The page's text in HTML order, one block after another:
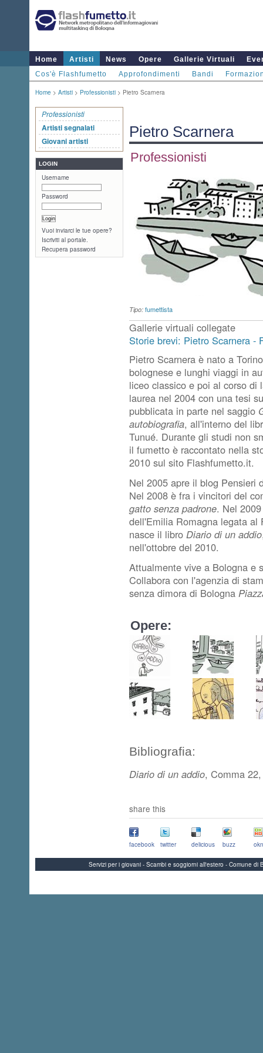
Home Artisti News Opere Gallerie Virtuali
Cos'è Flashfumetto
Approfondimenti Bandi
Home > Artisti > Professionisti > Pietro Scarnera
Professionisti
Artisti segnalati
Giovani artisti
LOGIN
Username
Password
Vuoi inviarci le tue opere?
Iscriviti al portale.
Recupera password
Pietro Scarnera
Professionisti
Tipo: fumettista
Gallerie virtuali collegate
Storie brevi: Pietro Scarnera -
Pietro Scarnera è nato a
bolognese e lunghi viaggi in
liceo classico e poi al corso di
laurea nel 2004 con una tesi
pubblicata in parte nel saggio
autobiografia, all'interno del
Tunué. Durante gli studi non
il fumetto è raccontato nella
2010 sul sito Flashfumetto.it.
Nel 2005 apre il blog Pensieri
Nel 2008 è fra i vincitori del
gatto senza padrone. Nel
dell'Emilia Romagna legata al
nasce il libro Diario di un addio
nell'ottobre del 2010.
Attualmente vive a Bologna e
Collabora con l'agenzia di
senza dimora di Bologna
Opere:
Bibliografia:
Diario di un addio, Comma
share this
facebook twitter delicious buzz
Servizi per i giovani - Scambi e soggiorni all'estero - Comune